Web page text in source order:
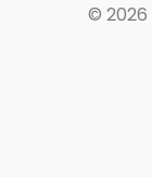
© 2026